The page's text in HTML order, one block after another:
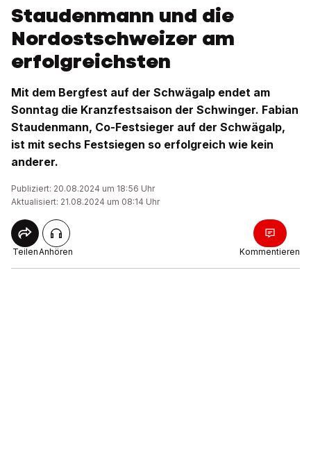
Staudenmann und die
Nordostschweizer am
erfolgreichsten
Mit dem Bergfest auf der Schwägalp endet am
Sonntag die Kranzfestsaison der Schwinger. Fabian
Staudenmann, Co-Festsieger auf der Schwägalp,
ist mit sechs Festsiegen so erfolgreich wie kein
anderer.
Publiziert: 20.08.2024 um 18:56 Uhr
Aktualisiert: 21.08.2024 um 08:14 Uhr
TeilenAnhören Kommentieren